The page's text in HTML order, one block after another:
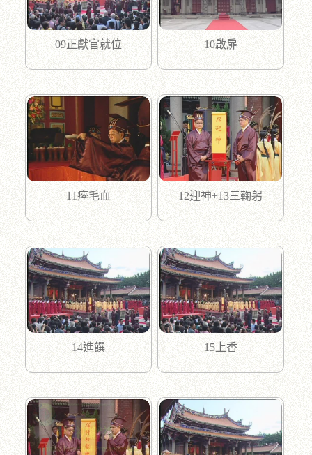
09正獻官就位 10啟扉
11瘞毛血 12迎神+13三鞠躬
14進饌 15上香